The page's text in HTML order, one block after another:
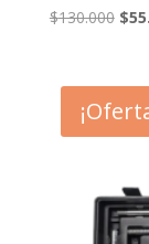
$130.000 El
era:
$